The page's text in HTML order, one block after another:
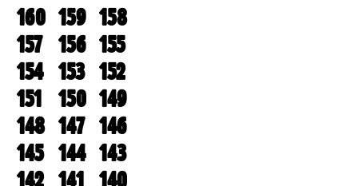
160 159 158
157 156 155
154 153 152
151
150 149
148 147 146
145 144 143
142 141 140